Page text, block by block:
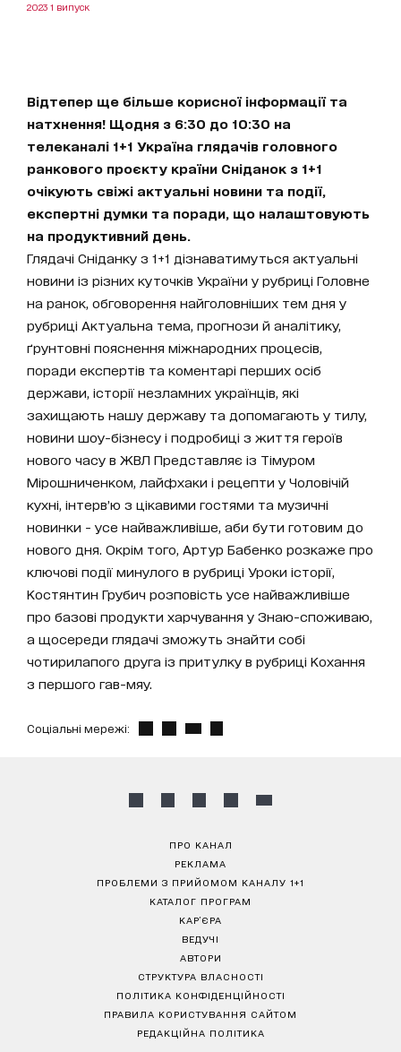
2023 1 випуск
Відтепер ще більше корисної інформації та
натхнення! Щодня з 6:30 до 10:30 на
телеканалі 1+1 Україна глядачів головного
ранкового проєкту країни Сніданок з 1+1
очікують свіжі актуальні новини та події,
експертні думки та поради, що налаштовують
на продуктивний день.
Глядачі Сніданку з 1+1 дізнаватимуться актуальні
новини із різних куточків України у рубриці Головне
на ранок, обговорення найголовніших тем дня у
рубриці Актуальна тема, прогнози й аналітику,
ґрунтовні пояснення міжнародних процесів,
поради експертів та коментарі перших осіб
держави, історії незламних українців, які
захищають нашу державу та допомагають у тилу,
новини шоу-бізнесу і подробиці з життя героїв
нового часу в ЖВЛ Представляє із Тімуром
Мірошниченком, лайфхаки і рецепти у Чоловічій
кухні, інтерв’ю з цікавими гостями та музичні
новинки - усе найважливіше, аби бути готовим до
нового дня. Окрім того, Артур Бабенко розкаже про
ключові події минулого в рубриці Уроки історії,
Костянтин Грубич розповість усе найважливіше
про базові продукти харчування у Знаю-споживаю,
а щосереди глядачі зможуть знайти собі
чотирилапого друга із притулку в рубриці Кохання
з першого гав-мяу.
Соціальні мережі:
ПРО КАНАЛ
РЕКЛАМА
ПРОБЛЕМИ З ПРИЙОМОМ КАНАЛУ 1+1
КАТАЛОГ ПРОГРАМ
КАР’ЄРА
ВЕДУЧІ
АВТОРИ
СТРУКТУРА ВЛАСНОСТІ
ПОЛІТИКА КОНФІДЕНЦІЙНОСТІ
ПРАВИЛА КОРИСТУВАННЯ САЙТОМ
РЕДАКЦІЙНА ПОЛІТИКА